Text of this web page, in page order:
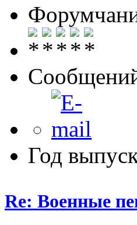
Год
Re: Военные